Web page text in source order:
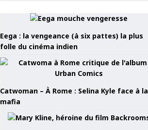
Eega : la vengeance (à six pattes) la plus
folle du cinéma indien
Catwoman – À Rome : Selina Kyle face à la
mafia